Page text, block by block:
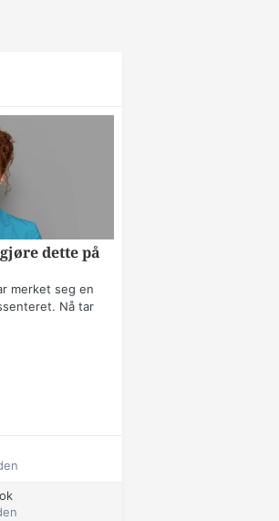
dette på
merket seg en
Nå tar